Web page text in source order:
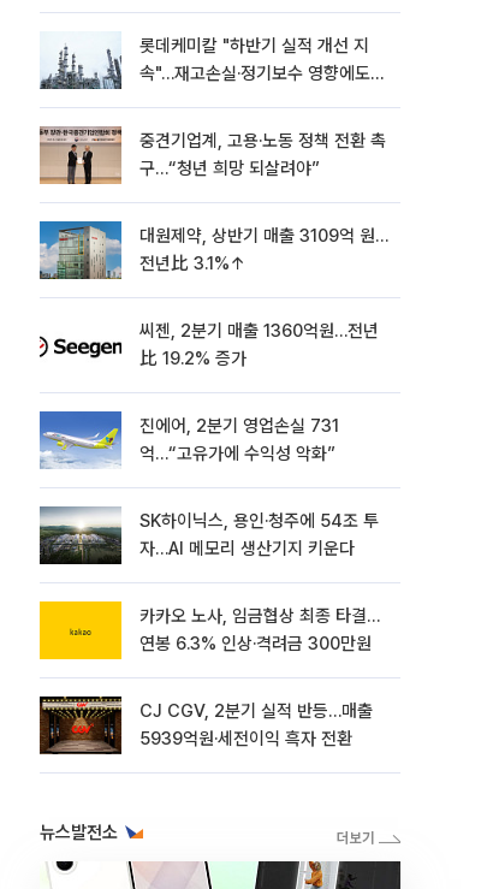
롯데케미칼 "하반기 실적 개선 지
속"…재고손실·정기보수 영향에도
중견기업계, 고용·노동 정책 전환 촉
구…“청년 희망 되살려야”
대원제약, 상반기 매출 3109억 원…
전년比 3.1%↑
씨젠, 2분기 매출 1360억원…전년
比 19.2% 증가
진에어, 2분기 영업손실 731
억…“고유가에 수익성 악화”
SK하이닉스, 용인·청주에 54조 투
자…AI 메모리 생산기지 키운다
카카오 노사, 임금협상 최종 타결…
연봉 6.3% 인상·격려금 300만원
CJ CGV, 2분기 실적 반등…매출
5939억원·세전이익 흑자 전환
뉴스발전소